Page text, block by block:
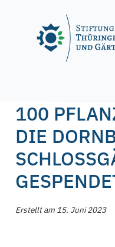
100
DIE
Erstellt am 15. Juni 2023